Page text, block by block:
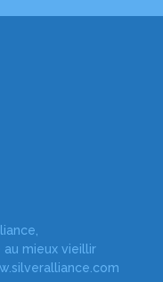
mieux vieillir